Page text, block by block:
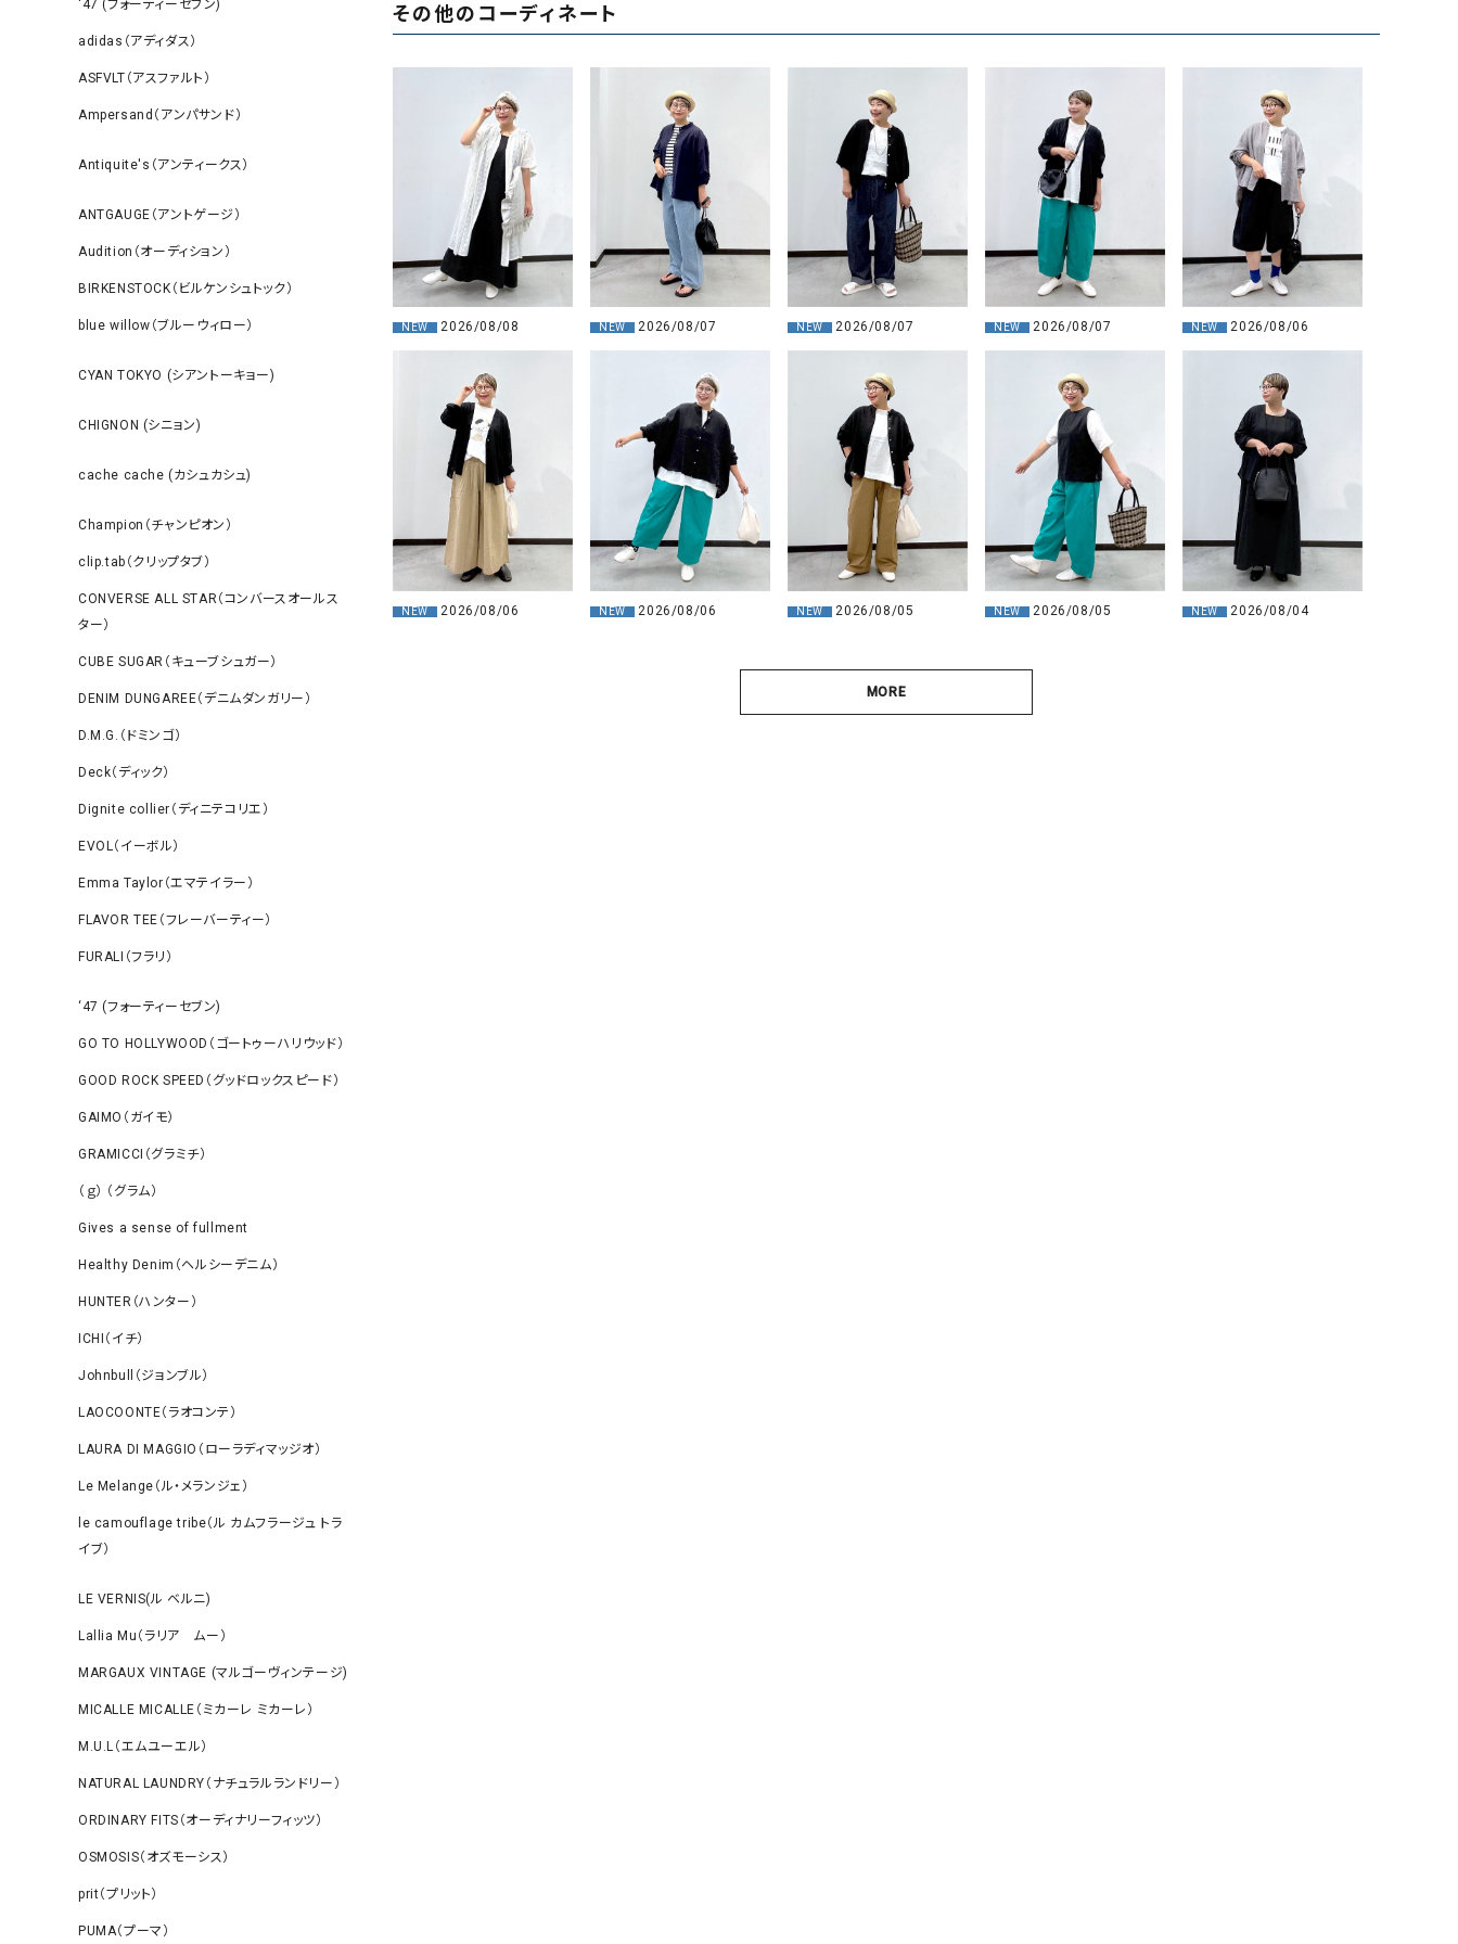
‘47 (フォーティーセブン)
adidas（アディダス）
ASFVLT（アスファルト）
Ampersand（アンパサンド）
Antiquite's（アンティークス）
ANTGAUGE（アントゲージ）
Audition（オーディション）
BIRKENSTOCK（ビルケンシュトック）
blue willow（ブルーウィロー）
CYAN TOKYO (シアントーキョー)
CHIGNON (シニョン)
cache cache (カシュカシュ)
Champion（チャンピオン）
clip.tab（クリップタブ）
CONVERSE ALL STAR（コンバースオールス
ター）
CUBE SUGAR（キューブシュガー）
DENIM DUNGAREE（デニムダンガリー）
D.M.G.（ドミンゴ）
Deck（ディック）
Dignite collier（ディニテコリエ）
EVOL（イーボル）
Emma Taylor（エマテイラー）
FLAVOR TEE（フレーバーティー）
FURALI（フラリ）
‘47 (フォーティーセブン)
GO TO HOLLYWOOD（ゴートゥーハリウッド）
GOOD ROCK SPEED（グッドロックスピード）
GAIMO（ガイモ）
GRAMICCI（グラミチ）
（ｇ） （グラム）
Gives a sense of fullment
Healthy Denim（ヘルシーデニム）
HUNTER（ハンター）
ICHI（イチ）
Johnbull（ジョンブル）
LAOCOONTE（ラオコンテ）
LAURA DI MAGGIO（ローラディマッジオ）
Le Melange（ル・メランジェ）
le camouflage tribe（ル カムフラージュ トラ
イブ）
LE VERNIS(ル ベルニ)
Lallia Mu（ラリア ムー）
MARGAUX VINTAGE (マルゴーヴィンテージ)
MICALLE MICALLE（ミカーレ ミカーレ）
M.U.L（エムユーエル）
NATURAL LAUNDRY（ナチュラルランドリー）
ORDINARY FITS（オーディナリーフィッツ）
OSMOSIS（オズモーシス）
prit（プリット）
PUMA（プーマ）
その他のコーディネート
NEW 2026/08/08 NEW 2026/08/07 NEW 2026/08/07 NEW 2026/08/07 NEW 2026/08/06
NEW 2026/08/06 NEW 2026/08/06 NEW 2026/08/05 NEW 2026/08/05 NEW 2026/08/04
MORE